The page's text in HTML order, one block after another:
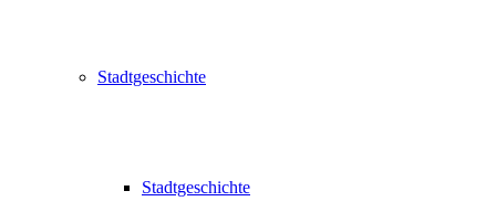
Stadtgeschichte
Stadtgeschichte